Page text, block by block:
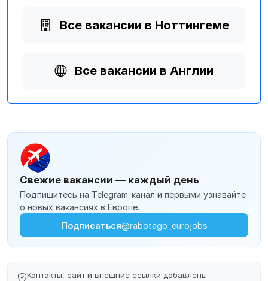
Все вакансии в Ноттингеме
Все вакансии в Англии
Свежие вакансии — каждый день
Подпишитесь на Telegram-канал и первыми узнавайте
о новых вакансиях в Европе.
Подписаться@rabotago_eurojobs
Контакты, сайт и внешние ссылки добавлены